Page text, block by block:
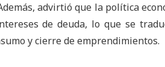
advirtió que la política
de deuda, lo que se
y cierre de emprendimientos.